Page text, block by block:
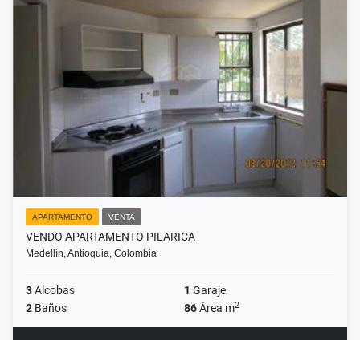
APARTAMENTO VENTA
VENDO APARTAMENTO PILARICA
Medellín, Antioquia, Colombia
3Alcobas 1 Garaje
2 Baños 86Área m2